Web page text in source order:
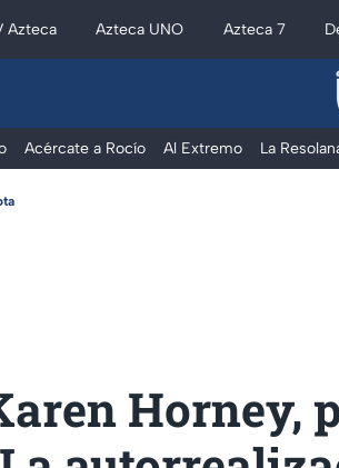
Azteca Azteca UNO Azteca 7
Acércate a Rocío Al Extremo La
Horney,